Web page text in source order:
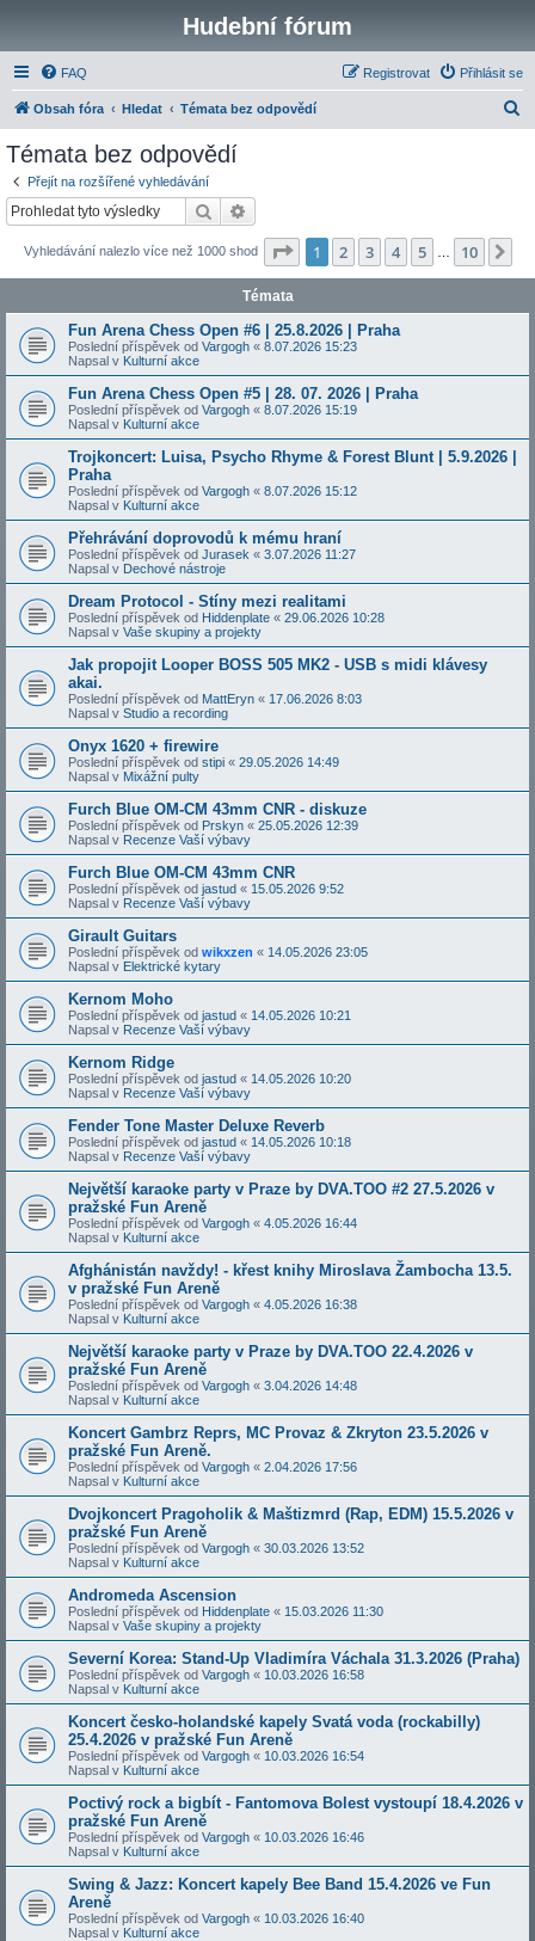
Hudební fórum
FAQ Přihlásit se
Registrovat
Obsah fóra Hledat Témata bez odpovědí
Témata bez odpovědí
Přejít na rozšířené vyhledávání
Hledat
Vyhledávání nalezlo více než 1000 shod Stránka z 10
1 2 3 4 5 10
Témata
Fun Arena Chess Open #6 | 25.8.2026 | Praha
Poslední příspěvek od Vargogh « 8.07.2026 15:23
Napsal v Kulturní akce
Fun Arena Chess Open #5 | 28. 07. 2026 | Praha
Poslední příspěvek od Vargogh « 8.07.2026 15:19
Napsal v Kulturní akce
Trojkoncert: Luisa, Psycho Rhyme & Forest Blunt | 5.9.2026 |
Praha
Poslední příspěvek od Vargogh « 8.07.2026 15:12
Napsal v Kulturní akce
Přehrávání doprovodů k mému hraní
Poslední příspěvek od Jurasek « 3.07.2026 11:27
Napsal v Dechové nástroje
Dream Protocol - Stíny mezi realitami
Poslední příspěvek od Hiddenplate « 29.06.2026 10:28
Napsal v Vaše skupiny a projekty
Jak propojit Looper BOSS 505 MK2 - USB s midi klávesy
akai.
Poslední příspěvek od MattEryn « 17.06.2026 8:03
Napsal v Studio a recording
Onyx 1620 + firewire
Poslední příspěvek od stipi « 29.05.2026 14:49
Napsal v Mixážní pulty
Furch Blue OM-CM 43mm CNR - diskuze
Poslední příspěvek od Prskyn « 25.05.2026 12:39
Napsal v Recenze Vaší výbavy
Furch Blue OM-CM 43mm CNR
Poslední příspěvek od jastud « 15.05.2026 9:52
Napsal v Recenze Vaší výbavy
Girault Guitars
Poslední příspěvek od wikxzen « 14.05.2026 23:05
Napsal v Elektrické kytary
Kernom Moho
Poslední příspěvek od jastud « 14.05.2026 10:21
Napsal v Recenze Vaší výbavy
Kernom Ridge
Poslední příspěvek od jastud « 14.05.2026 10:20
Napsal v Recenze Vaší výbavy
Fender Tone Master Deluxe Reverb
Poslední příspěvek od jastud « 14.05.2026 10:18
Napsal v Recenze Vaší výbavy
Největší karaoke party v Praze by DVA.TOO #2 27.5.2026 v
pražské Fun Areně
Poslední příspěvek od Vargogh « 4.05.2026 16:44
Napsal v Kulturní akce
Afghánistán navždy! - křest knihy Miroslava Žambocha 13.5.
v pražské Fun Areně
Poslední příspěvek od Vargogh « 4.05.2026 16:38
Napsal v Kulturní akce
Největší karaoke party v Praze by DVA.TOO 22.4.2026 v
pražské Fun Areně
Poslední příspěvek od Vargogh « 3.04.2026 14:48
Napsal v Kulturní akce
Koncert Gambrz Reprs, MC Provaz & Zkryton 23.5.2026 v
pražské Fun Areně.
Poslední příspěvek od Vargogh « 2.04.2026 17:56
Napsal v Kulturní akce
Dvojkoncert Pragoholik & Maštizmrd (Rap, EDM) 15.5.2026 v
pražské Fun Areně
Poslední příspěvek od Vargogh « 30.03.2026 13:52
Napsal v Kulturní akce
Andromeda Ascension
Poslední příspěvek od Hiddenplate « 15.03.2026 11:30
Napsal v Vaše skupiny a projekty
Severní Korea: Stand-Up Vladimíra Váchala 31.3.2026 (Praha)
Poslední příspěvek od Vargogh « 10.03.2026 16:58
Napsal v Kulturní akce
Koncert česko-holandské kapely Svatá voda (rockabilly)
25.4.2026 v pražské Fun Areně
Poslední příspěvek od Vargogh « 10.03.2026 16:54
Napsal v Kulturní akce
Poctivý rock a bigbít - Fantomova Bolest vystoupí 18.4.2026 v
pražské Fun Areně
Poslední příspěvek od Vargogh « 10.03.2026 16:46
Napsal v Kulturní akce
Swing & Jazz: Koncert kapely Bee Band 15.4.2026 ve Fun
Areně
Poslední příspěvek od Vargogh « 10.03.2026 16:40
Napsal v Kulturní akce